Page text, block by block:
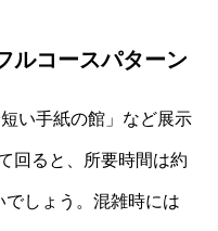
ルコースパターン
い手紙の館」など展示
回ると、所要時間は約
しょう。混雑時には